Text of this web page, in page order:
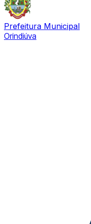
Prefeitura Municipal
Orindiúva